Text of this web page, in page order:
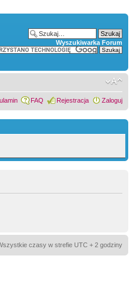
Wyszukiwarka Forum
FAQ Rejestracja Zaloguj
czasy w strefie UTC + 2 godziny